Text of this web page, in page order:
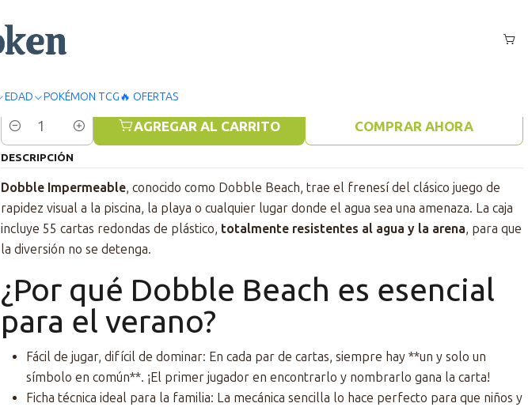
EDAD POKÉMON TCG🔥 OFERTAS
Dobble Impermeable
Cantidad
AGREGAR AL CARRITO COMPRAR AHORA
DESCRIPCIÓN
Dobble Impermeable, conocido como Dobble Beach, trae el frenesí del clásico juego de
rapidez visual a la piscina, la playa o cualquier lugar donde el agua sea una amenaza. La caja
incluye 55 cartas redondas de plástico, totalmente resistentes al agua y la arena, para que
la diversión no se detenga.
¿Por qué Dobble Beach es esencial
para el verano?
Fácil de jugar, difícil de dominar: En cada par de cartas, siempre hay **un y solo un
símbolo en común**. ¡El primer jugador en encontrarlo y nombrarlo gana la carta!
Ficha técnica ideal para la familia: La mecánica sencilla lo hace perfecto para que niños y